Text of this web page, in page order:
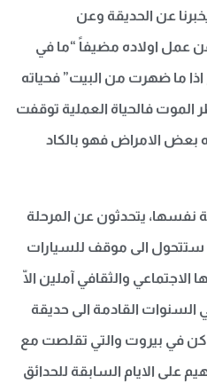
عن الحديقة وعن
عمل اولاده مضيفاً “ما في
ما ضهرت من البيت” فحياته
الموت فالحياة العملية توقفت
بعض الامراض فهو بالكاد
نفسها، يتحدثون عن المرحلة
ستتحول الى موقف للسيارات
الاجتماعي والثقافي آملين الّا
السنوات القادمة الى حديقة
في بيروت والتي تقلصت مع
على الايام السابقة للحدائق